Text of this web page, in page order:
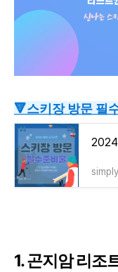
🔻스키장 방문 필
1. 곤지암 리조